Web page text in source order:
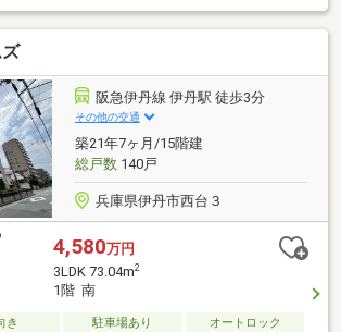
な住宅地
阪急伊丹線 伊丹駅 徒歩3分
その他の交通
築21年7ヶ月/15階建
総戸数140戸
兵庫県伊丹市西台３
4,580万円
3LDK 73.04m2
1階 南
き 駐車場あり
オートロック